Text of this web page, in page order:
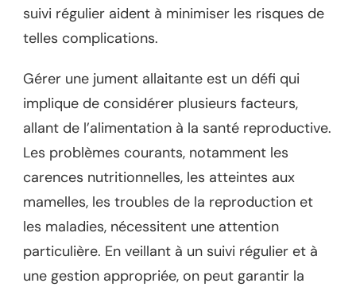
suivi régulier aident à minimiser les risques de
telles complications.
Gérer une jument allaitante est un défi qui
implique de considérer plusieurs facteurs,
allant de l’alimentation à la santé reproductive.
Les problèmes courants, notamment les
carences nutritionnelles, les atteintes aux
mamelles, les troubles de la reproduction et
les maladies, nécessitent une attention
particulière. En veillant à un suivi régulier et à
une gestion appropriée, on peut garantir la